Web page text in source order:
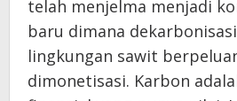
telah menjelma menjadi
baru dimana
lingkungan sawit
dimonetisasi. Karbon